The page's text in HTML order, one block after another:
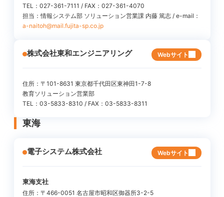
TEL：027-361-7111 / FAX：027-361-4070
担当：情報システム部 ソリューション営業課 内藤 篤志 / e-mail：
a-naitoh@mail.fujita-sp.co.jp
株式会社東和エンジニアリング Webサイト
住所：〒101-8631 東京都千代田区東神田1-7-8
教育ソリューション営業部
TEL：03-5833-8310 / FAX：03-5833-8311
東海
電子システム株式会社 Webサイト
東海支社
住所：〒466-0051 名古屋市昭和区御器所3-2-5